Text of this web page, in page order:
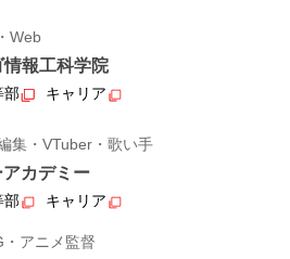
Web
報工科学院
部 キャリア
集・VTuber・歌い手
カデミー
部 キャリア
アニメ監督